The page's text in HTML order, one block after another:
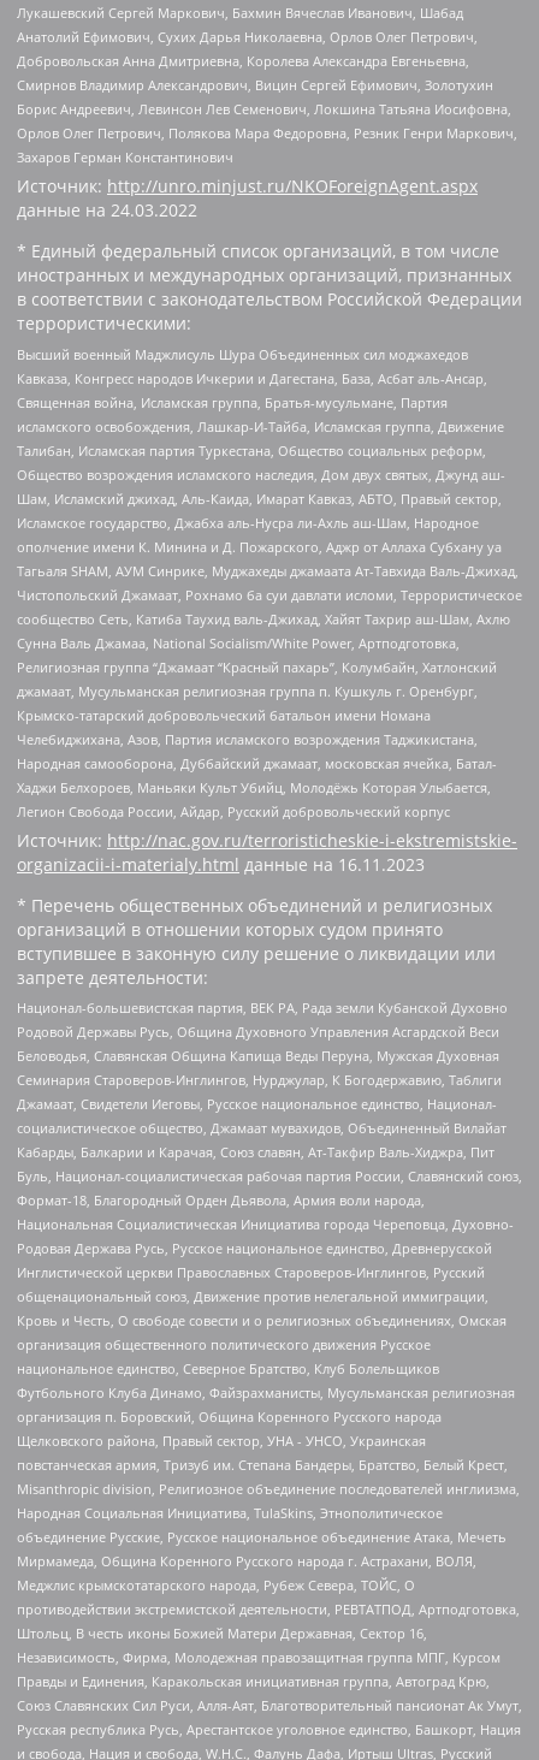
Лукашевский Сергей Маркович, Бахмин Вячеслав Иванович, Шабад
Анатолий Ефимович, Сухих Дарья Николаевна, Орлов Олег Петрович,
Добровольская Анна Дмитриевна, Королева Александра Евгеньевна,
Смирнов Владимир Александрович, Вицин Сергей Ефимович, Золотухин
Борис Андреевич, Левинсон Лев Семенович, Локшина Татьяна Иосифовна,
Орлов Олег Петрович, Полякова Мара Федоровна, Резник Генри Маркович,
Захаров Герман Константинович
Источник: http://unro.minjust.ru/NKOForeignAgent.aspx
данные на 24.03.2022
* Единый федеральный список организаций, в том числе
иностранных и международных организаций, признанных
в соответствии с законодательством Российской Федерации
террористическими:
Высший военный Маджлисуль Шура Объединенных сил моджахедов
Кавказа, Конгресс народов Ичкерии и Дагестана, База, Асбат аль-Ансар,
Священная война, Исламская группа, Братья-мусульмане, Партия
исламского освобождения, Лашкар-И-Тайба, Исламская группа, Движение
Талибан, Исламская партия Туркестана, Общество социальных реформ,
Общество возрождения исламского наследия, Дом двух святых, Джунд аш-
Шам, Исламский джихад, Аль-Каида, Имарат Кавказ, АБТО, Правый сектор,
Исламское государство, Джабха аль-Нусра ли-Ахль аш-Шам, Народное
ополчение имени К. Минина и Д. Пожарского, Аджр от Аллаха Субхану уа
Тагьаля SHAM, АУМ Синрике, Муджахеды джамаата Ат-Тавхида Валь-Джихад,
Чистопольский Джамаат, Рохнамо ба суи давлати исломи, Террористическое
сообщество Сеть, Катиба Таухид валь-Джихад, Хайят Тахрир аш-Шам, Ахлю
Сунна Валь Джамаа, National Socialism/White Power, Артподготовка,
Религиозная группа “Джамаат “Красный пахарь”, Колумбайн, Хатлонский
джамаат, Мусульманская религиозная группа п. Кушкуль г. Оренбург,
Крымско-татарский добровольческий батальон имени Номана
Челебиджихана, Азов, Партия исламского возрождения Таджикистана,
Народная самооборона, Дуббайский джамаат, московская ячейка, Батал-
Хаджи Белхороев, Маньяки Культ Убийц, Молодёжь Которая Улыбается,
Легион Свобода России, Айдар, Русский добровольческий корпус
Источник: http://nac.gov.ru/terroristicheskie-i-ekstremistskie-
organizacii-i-materialy.html данные на 16.11.2023
* Перечень общественных объединений и религиозных
организаций в отношении которых судом принято
вступившее в законную силу решение о ликвидации или
запрете деятельности:
Национал-большевистская партия, ВЕК РА, Рада земли Кубанской Духовно
Родовой Державы Русь, Община Духовного Управления Асгардской Веси
Беловодья, Славянская Община Капища Веды Перуна, Мужская Духовная
Семинария Староверов-Инглингов, Нурджулар, К Богодержавию, Таблиги
Джамаат, Свидетели Иеговы, Русское национальное единство, Национал-
социалистическое общество, Джамаат мувахидов, Объединенный Вилайат
Кабарды, Балкарии и Карачая, Союз славян, Ат-Такфир Валь-Хиджра, Пит
Буль, Национал-социалистическая рабочая партия России, Славянский союз,
Формат-18, Благородный Орден Дьявола, Армия воли народа,
Национальная Социалистическая Инициатива города Череповца, Духовно-
Родовая Держава Русь, Русское национальное единство, Древнерусской
Инглистической церкви Православных Староверов-Инглингов, Русский
общенациональный союз, Движение против нелегальной иммиграции,
Кровь и Честь, О свободе совести и о религиозных объединениях, Омская
организация общественного политического движения Русское
национальное единство, Северное Братство, Клуб Болельщиков
Футбольного Клуба Динамо, Файзрахманисты, Мусульманская религиозная
организация п. Боровский, Община Коренного Русского народа
Щелковского района, Правый сектор, УНА - УНСО, Украинская
повстанческая армия, Тризуб им. Степана Бандеры, Братство, Белый Крест,
Misanthropic division, Религиозное объединение последователей инглиизма,
Народная Социальная Инициатива, TulaSkins, Этнополитическое
объединение Русские, Русское национальное объединение Атака, Мечеть
Мирмамеда, Община Коренного Русского народа г. Астрахани, ВОЛЯ,
Меджлис крымскотатарского народа, Рубеж Севера, ТОЙС, О
противодействии экстремистской деятельности, РЕВТАТПОД, Артподготовка,
Штольц, В честь иконы Божией Матери Державная, Сектор 16,
Независимость, Фирма, Молодежная правозащитная группа МПГ, Курсом
Правды и Единения, Каракольская инициативная группа, Автоград Крю,
Союз Славянских Сил Руси, Алля-Аят, Благотворительный пансионат Ак Умут,
Русская республика Русь, Арестантское уголовное единство, Башкорт, Нация
и свобода, Нация и свобода, W.H.С., Фалунь Дафа, Иртыш Ultras, Русский